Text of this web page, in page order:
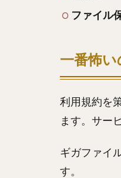
ファイル
一番怖
利用規約を
ます。サー
ギガファイ
す。